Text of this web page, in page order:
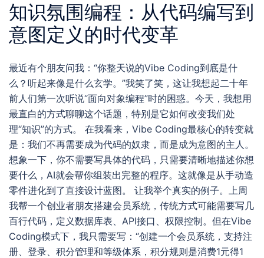
知识氛围编程：从代码编写到
意图定义的时代变革
最近有个朋友问我：“你整天说的Vibe Coding到底是什
么？听起来像是什么玄学。”我笑了笑，这让我想起二十年
前人们第一次听说“面向对象编程”时的困惑。今天，我想用
最直白的方式聊聊这个话题，特别是它如何改变我们处
理“知识”的方式。 在我看来，Vibe Coding最核心的转变就
是：我们不再需要成为代码的奴隶，而是成为意图的主人。
想象一下，你不需要写具体的代码，只需要清晰地描述你想
要什么，AI就会帮你组装出完整的程序。这就像是从手动造
零件进化到了直接设计蓝图。 让我举个真实的例子。上周
我帮一个创业者朋友搭建会员系统，传统方式可能需要写几
百行代码，定义数据库表、API接口、权限控制。但在Vibe
Coding模式下，我只需要写：“创建一个会员系统，支持注
册、登录、积分管理和等级体系，积分规则是消费1元得1